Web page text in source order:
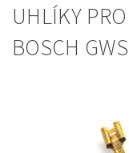
UHLÍKY
BOSCH